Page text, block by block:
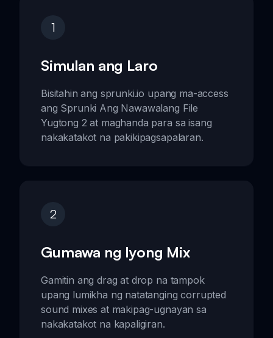
1
Simulan ang Laro
Bisitahin ang sprunki.io upang ma-access
ang Sprunki Ang Nawawalang File
Yugtong 2 at maghanda para sa isang
nakakatakot na pakikipagsapalaran.
2
Gumawa ng Iyong Mix
Gamitin ang drag at drop na tampok
upang lumikha ng natatanging corrupted
sound mixes at makipag-ugnayan sa
nakakatakot na kapaligiran.